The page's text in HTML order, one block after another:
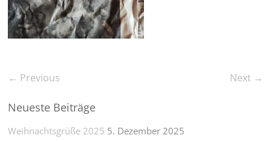
← Previous Next →
Neueste Beiträge
Weihnachtsgrüße 2025 5. Dezember 2025